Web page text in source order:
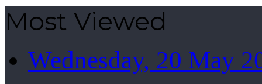
Most Viewed
Wednesday, 20 May